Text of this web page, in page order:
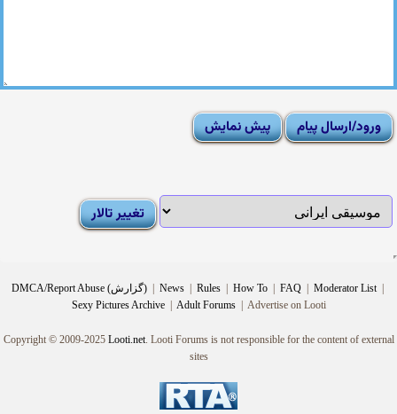
DMCA/Report Abuse (گزارش) News Rules How To FAQ Moderator List
Sexy Pictures Archive
Adult Forums Advertise on Looti
Copyright © 2009-2025 Looti.net. Looti Forums is not responsible for the content of external
sites